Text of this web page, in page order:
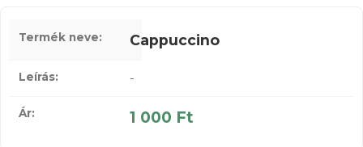
Cappuccino
-
1 000 Ft